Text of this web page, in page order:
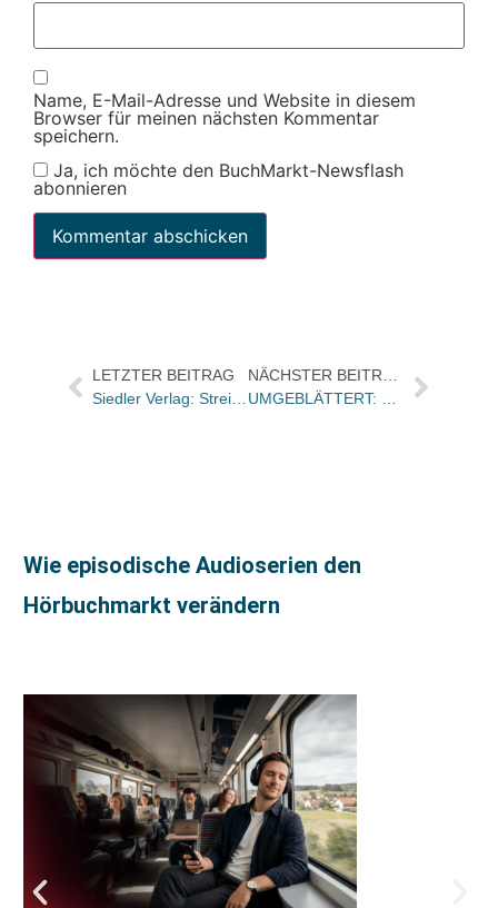
Name, E-Mail-Adresse und Website in diesem
Browser für meinen nächsten Kommentar
speichern.
Ja, ich möchte den BuchMarkt-Newsflash
abonnieren
LETZTER BEITRAG
Siedler Verlag: Streit um Goebbels-Tagebücher vor dem Urteil
NÄCHSTER BEITRAG
UMGEBLÄTTERT: Bücher und Autoren heute in den Feuilletons – und ein Film von Thomas Mann
Wie episodische Audioserien den
Hörbuchmarkt verändern